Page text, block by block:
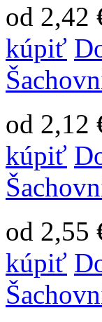
od 2,42
kúpiť
od 2,12
kúpiť
od 2,55
kúpiť